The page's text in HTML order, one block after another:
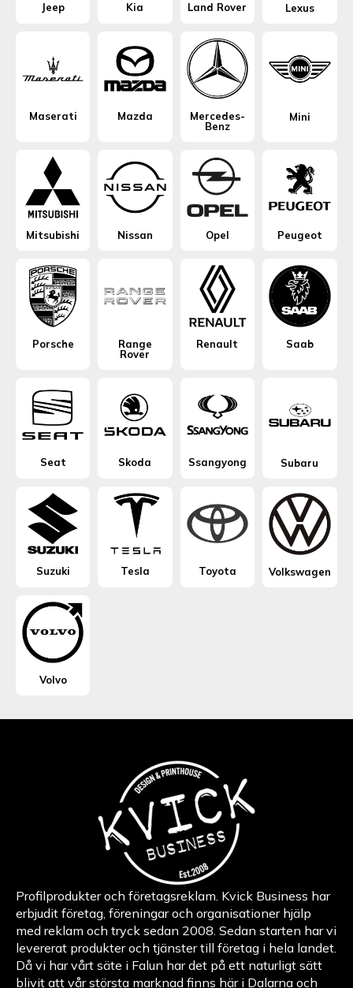
Jeep Kia Land Rover Lexus
Maserati Mazda
Mercedes-
Benz
Mini
Mitsubishi Nissan Opel Peugeot
Porsche
Range
Rover
Renault Saab
Seat Skoda Ssangyong Subaru
Suzuki Tesla Toyota Volkswagen
Volvo
Profilprodukter och företagsreklam. Kvick Business har
erbjudit företag, föreningar och organisationer hjälp
med reklam och tryck sedan 2008. Sedan starten har vi
levererat produkter och tjänster till företag i hela landet.
Då vi har vårt säte i Falun har det på ett naturligt sätt
blivit att vår största marknad finns här i Dalarna och